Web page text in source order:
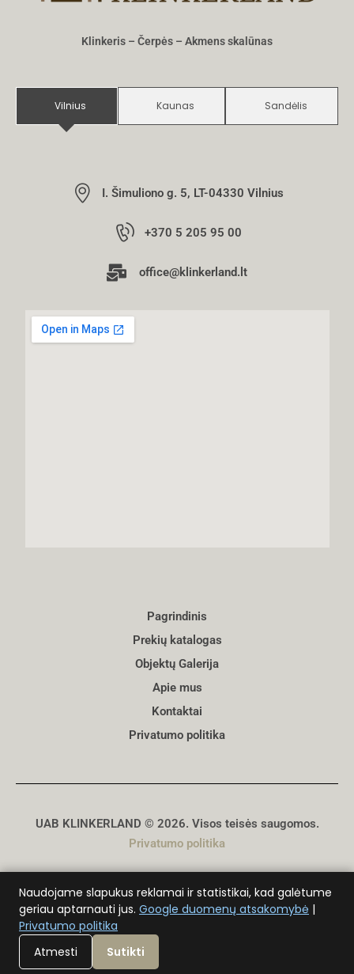
Klinkeris – Čerpės – Akmens skalūnas
Vilnius Kaunas Sandėlis
I. Šimuliono g. 5, LT-04330 Vilnius
+370 5 205 95 00
office@klinkerland.lt
Pagrindinis
Prekių katalogas
Objektų Galerija
Apie mus
Kontaktai
Privatumo politika
UAB KLINKERLAND © 2026. Visos teisės saugomos.
Privatumo politika
Naudojame slapukus reklamai ir statistikai, kad galėtume
geriau aptarnauti jus. Google duomenų atsakomybė |
Privatumo politika
Atmesti
Sutikti